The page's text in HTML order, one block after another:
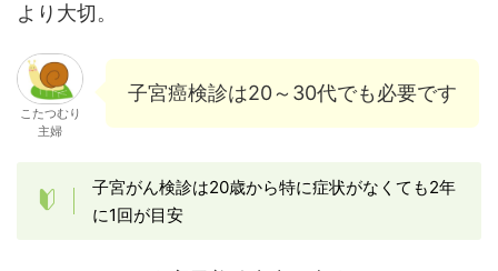
より大切。
こたつむり
主婦
子宮癌検診は20～30代でも必要です
子宮がん検診は20歳から特に症状がなくても2年
に1回が目安